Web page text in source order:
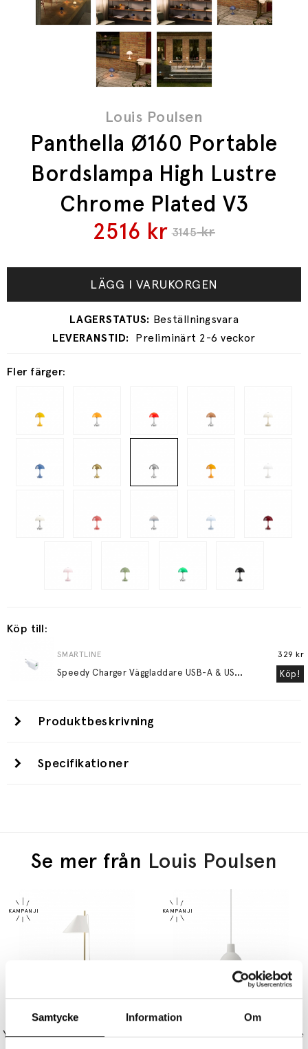
Samtycke Information Om
Louis Poulsen
Panthella Ø160 Portable
Bordslampa High Lustre
Chrome Plated V3
3145kr
2516 kr
Fler färger:
LÄGG I VARUKORGEN
Preliminärt 2-6 veckor
Köp till:
SMARTLINE
S
peedy Charger Väggladdare USB-A & USB-C PD QC 20W Vit
329 kr
Köp!
Produktbeskrivning
Specifikationer
Se mer från Louis Poulsen
LOUIS POULSEN
Yuh Bordslampa Brass/White
LOUIS POULSEN
Toldbod Ø170 Pendel White